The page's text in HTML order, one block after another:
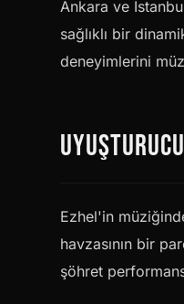
Ankara ve
sağlıklı bir
deneyimlerini
Ezhel'in
havzasının bir
şöhret